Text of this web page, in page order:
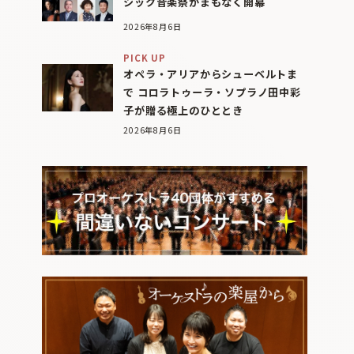
2026年8月6日
PICK UP
オペラ・アリアからシューベルトま
で コロラトゥーラ・ソプラノ田中彩
子が贈る極上のひととき
2026年8月6日